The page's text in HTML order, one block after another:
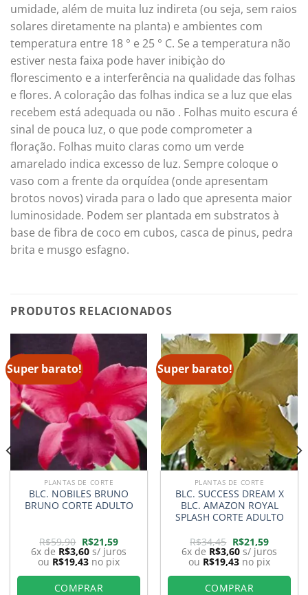
umidade, além de muita luz indireta (ou seja, sem raios
solares diretamente na planta) e ambientes com
temperatura entre 18 ° e 25 ° C. Se a temperatura não
estiver nesta faixa pode haver inibiçào do
florescimento e a interferência na qualidade das folhas
e flores. A coloraçâo das folhas indica se a luz que elas
recebem está adequada ou não . Folhas muito escura é
sinal de pouca luz, o que pode comprometer a
floração. Folhas muito claras como um verde
amarelado indica excesso de luz. Sempre coloque o
vaso com a frente da orquídea (onde apresentam
brotos novos) virada para o lado que apresenta maior
luminosidade. Podem ser plantada em substratos à
base de fibra de coco em cubos, casca de pinus, pedra
brita e musgo esfagno.
PRODUTOS RELACIONADOS
Super barato!
PLANTAS DE CORTE
BLC. NOBILES BRUNO
BRUNO CORTE ADULTO
R$59,90 O
preço
original
era:
R$59,90.
R$21,59O
preço
atual
é:
R$21,59.
6x de R$3,60 s/ juros
ou R$19,43 no pix
COMPRAR
Super barato!
PLANTAS DE CORTE
BLC. SUCCESS DREAM X
BLC. AMAZON ROYAL
SPLASH CORTE ADULTO
R$34,45 O
preço
original
era:
R$34,45.
R$21,59O
preço
atual
é:
R$21,59.
6x de R$3,60 s/ juros
ou R$19,43 no pix
COMPRAR